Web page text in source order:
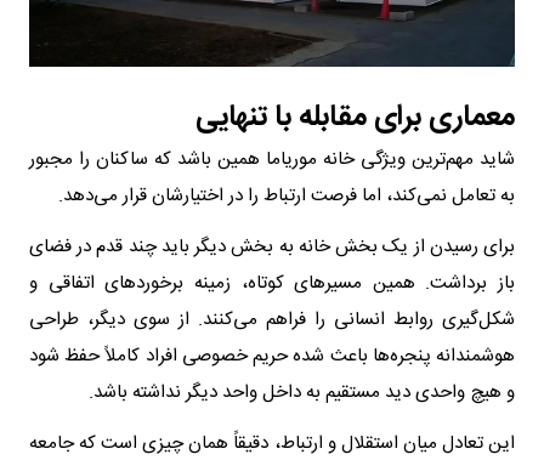
معماری برای مقابله با تنهایی
شاید مهم‌ترین ویژگی خانه موریاما همین باشد که ساکنان را مجبور
به تعامل نمی‌کند، اما فرصت ارتباط را در اختیارشان قرار می‌دهد.
برای رسیدن از یک بخش خانه به بخش دیگر باید چند قدم در فضای
باز برداشت. همین مسیرهای کوتاه، زمینه برخوردهای اتفاقی و
شکل‌گیری روابط انسانی را فراهم می‌کنند. از سوی دیگر، طراحی
هوشمندانه پنجره‌ها باعث شده حریم خصوصی افراد کاملاً حفظ شود
و هیچ واحدی دید مستقیم به داخل واحد دیگر نداشته باشد.
این تعادل میان استقلال و ارتباط، دقیقاً همان چیزی است که جامعه